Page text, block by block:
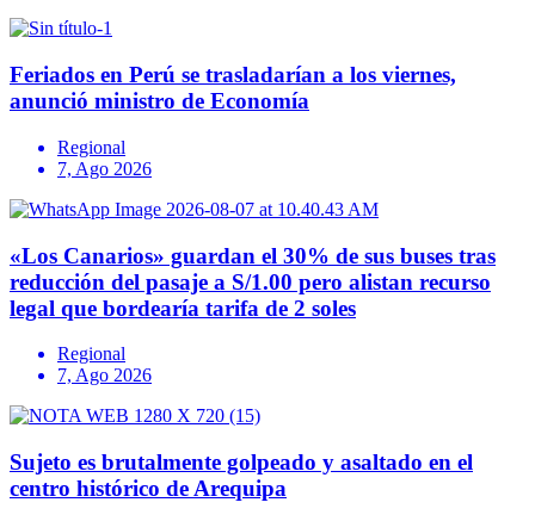
Feriados en Perú se trasladarían a los viernes,
anunció ministro de Economía
Regional
7, Ago 2026
«Los Canarios» guardan el 30% de sus buses tras
reducción del pasaje a S/1.00 pero alistan recurso
legal que bordearía tarifa de 2 soles
Regional
7, Ago 2026
Sujeto es brutalmente golpeado y asaltado en el
centro histórico de Arequipa